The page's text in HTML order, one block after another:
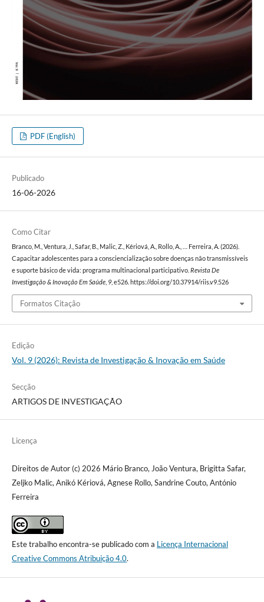
PDF (English)
Publicado
16-06-2026
Como Citar
Branco, M., Ventura, J., Safar, B., Malic, Z., Kériová, A., Rollo, A., … Ferreira, A. (2026).
Capacitar adolescentes para a consciencialização sobre doenças não transmissíveis
e suporte básico de vida: programa multinacional participativo. Revista De
Investigação & Inovação Em Saúde, 9, e526. https://doi.org/10.37914/riis.v9.526
Formatos Citação
Edição
Vol. 9 (2026): Revista de Investigação & Inovação em Saúde
Secção
ARTIGOS DE INVESTIGAÇÃO
Licença
Direitos de Autor (c) 2026 Mário Branco, João Ventura, Brigitta Safar,
Zeljko Malic, Anikó Kériová, Agnese Rollo, Sandrine Couto, António
Ferreira
Este trabalho encontra-se publicado com a Licença Internacional
Creative Commons Atribuição 4.0.